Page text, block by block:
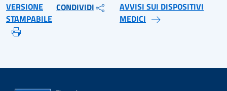
VERSIONE
STAMPABILE
CONDIVIDI
AVVISI SUI DISPOSITIVI
MEDICI